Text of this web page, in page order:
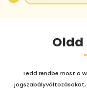
Oldd
Tedd rendbe most a
jogszabályváltozásokat,